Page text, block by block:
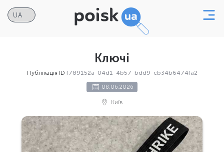
Ключі
Публікація ID f789152a-04d1-4b57-bdd9-cb34b6474fa2
08.06.2026
Київ